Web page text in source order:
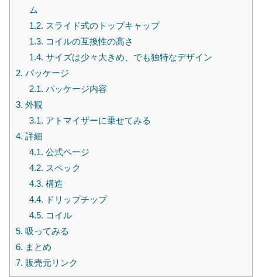
ム
1.2. スライド式のトップキャップ
1.3. コイルの互換性の高さ
1.4. サイズは少々大きめ、でも独特なデザイン
2. パッケージ
2.1. パッケージ内容
3. 外観
3.1. アトマイザーに乗せてみる
4. 詳細
4.1. 公式ページ
4.2. スペック
4.3. 構造
4.4. ドリップチップ
4.5. コイル
5. 吸ってみる
6. まとめ
7. 販売元リンク